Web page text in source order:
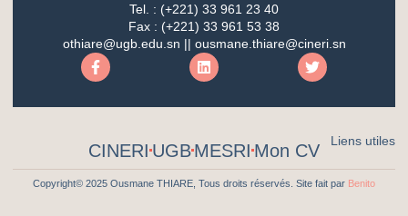
Tel. : (+221) 33 961 23 40
Fax : (+221) 33 961 53 38
othiare@ugb.edu.sn || ousmane.thiare@cineri.sn
Liens utiles
CINERI UGBMESRI Mon CV
Copyright© 2025 Ousmane THIARE, Tous droits réservés. Site fait par Benito